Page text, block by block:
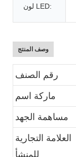
لون LED:
وصف المنتج
العلامة التجارية
للمنشأ